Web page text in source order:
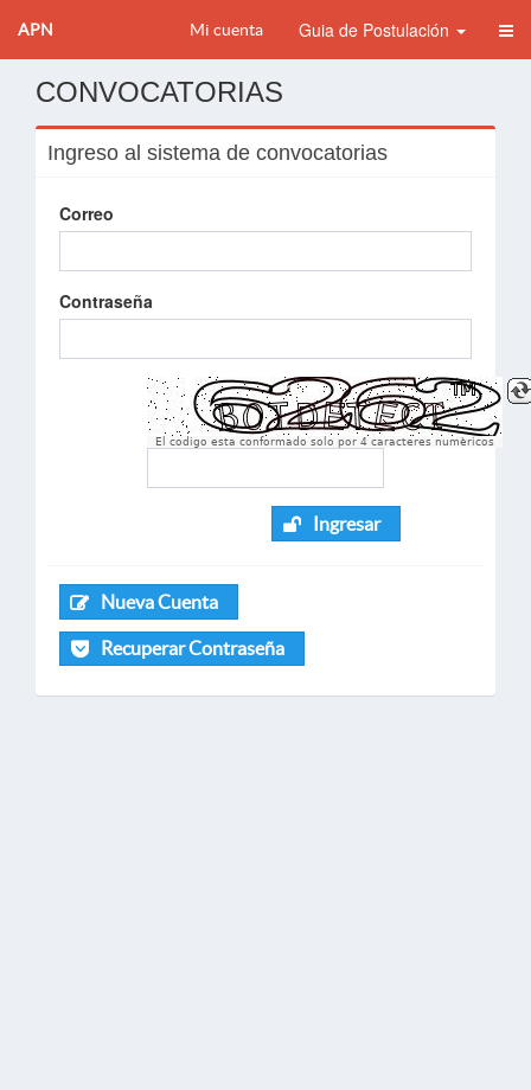
APN Mi cuenta Guia de Postulación
CONVOCATORIAS
Ingreso al sistema de convocatorias
Correo
Contraseña
El codigo esta conformado solo por 4 caracteres numèricos
Ingresar
Nueva Cuenta
Recuperar Contraseña